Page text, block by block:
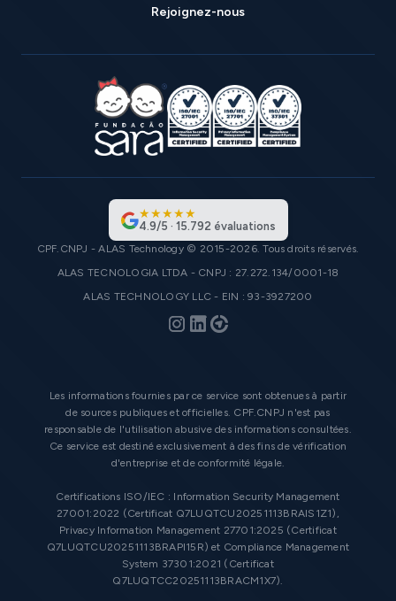
Rejoignez-nous
★★★★★
4.9/5 · 15.792 évaluations
CPF.CNPJ - ALAS Technology © 2015-2026. Tous droits réservés.
ALAS TECNOLOGIA LTDA - CNPJ : 27.272.134/0001-18
ALAS TECHNOLOGY LLC - EIN : 93-3927200
Les informations fournies par ce service sont obtenues à partir
de sources publiques et officielles. CPF.CNPJ n'est pas
responsable de l'utilisation abusive des informations consultées.
Ce service est destiné exclusivement à des fins de vérification
d'entreprise et de conformité légale.
Certifications ISO/IEC : Information Security Management
27001:2022 (Certificat Q7LUQTCU20251113BRAIS1Z1),
Privacy Information Management 27701:2025 (Certificat
Q7LUQTCU20251113BRAPI15R) et Compliance Management
System 37301:2021 (Certificat
Q7LUQTCC20251113BRACM1X7).